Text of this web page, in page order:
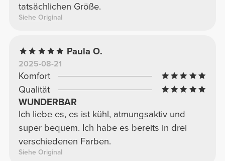
tatsächlichen Größe.
Siehe Original
Paula O.
2025-08-21
Komfort
Qualität
WUNDERBAR
Ich liebe es, es ist kühl, atmungsaktiv und
super bequem. Ich habe es bereits in drei
verschiedenen Farben.
Siehe Original